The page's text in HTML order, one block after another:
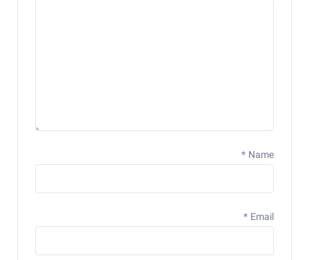
Name
*
Email
*